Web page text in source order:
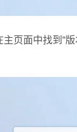
面中找到“版